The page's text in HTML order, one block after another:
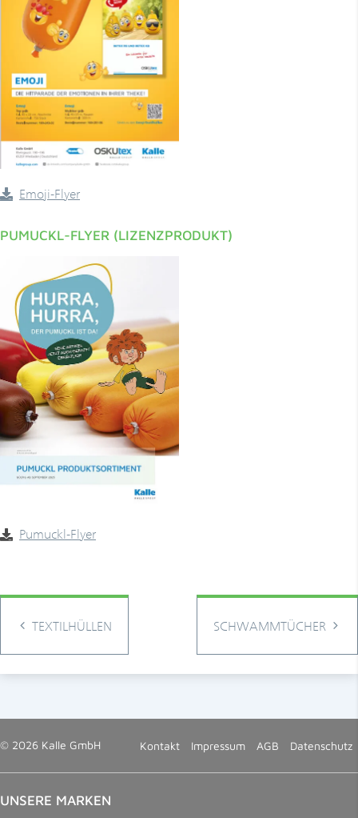
­­Emoji-Flyer
PUMUCKL-FLYER (LIZENZPRODUKT)
­Pumuckl-Flyer
TEXTILHÜLLEN SCHWAMMTÜCHER
© 2026 Kalle GmbH Kontakt Impressum AGB Datenschutz
UNSERE MARKEN